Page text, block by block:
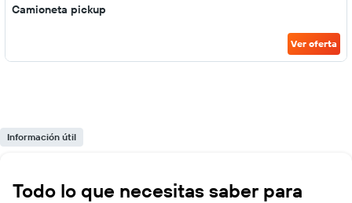
Camioneta pickup
Ver oferta
Información útil
Todo lo que necesitas saber para